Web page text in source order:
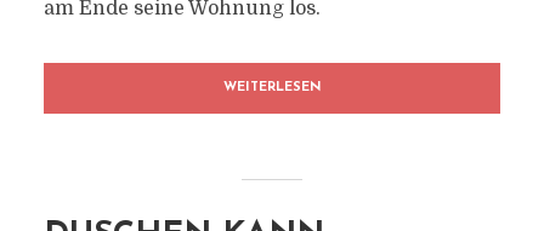
am Ende seine Wohnung los.
WEITERLESEN